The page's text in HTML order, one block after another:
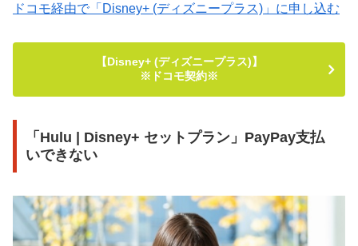
ドコモ経由で「Disney+ (ディズニープラス)」に申し込む
【Disney+ (ディズニープラス)】
※ドコモ契約※
「Hulu | Disney+ セットプラン」PayPay支払
いできない